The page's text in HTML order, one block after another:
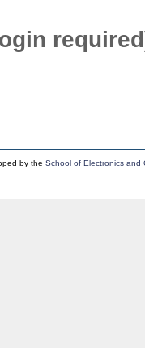
by theSchool of Electronics and